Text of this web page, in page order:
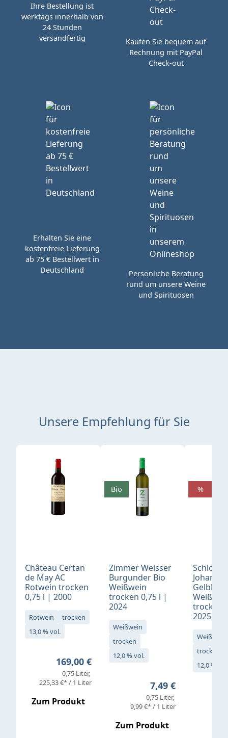
Ihre Bestellung ist
werktags innerhalb von
24 Stunden
versandfertig
Kaufen Sie bequem auf
Rechnung mit PayPal
Check-out
Erhalten Sie eine
kostenfreie Lieferung
ab 75 € Bestellwert in
Deutschland
Persönliche Beratung
rund um unsere Weine
und Spirituosen
Unsere Empfehlung für Sie
Produktgalerie überspringen
Château Certan
de May AC
Rotwein trocken
0,75 l | 2000
Rotwein
trocken
13,0 % vol.
Regulärer Preis:
169,00 €
0,75 Liter
225,33 €* / 1 Liter
Zum Produkt
Zimmer Weisser
Burgunder Bio
Weißwein
trocken 0,75 l |
2024
Weißwein
trocken
12,0 % vol.
Regulärer Preis:
7,49 €
0,75 Liter
9,99 €* / 1 Liter
Zum Produkt
Bio
Schloß
Gelblack
trocken
2025
Weißwein
trocken
12,0 % vol.
%